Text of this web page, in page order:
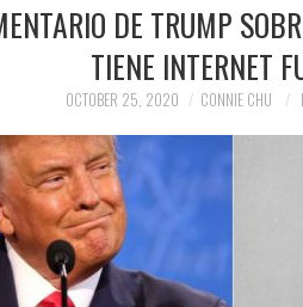
DE TRUMP
TIENE INTERNET
OCTOBER 25, 2020 CONNIE CHU